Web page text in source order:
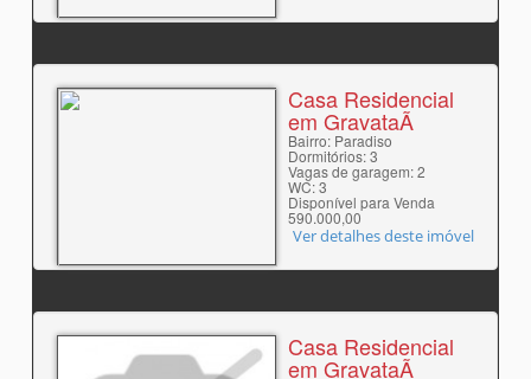
Casa Residencial
em GravataÃ­
Bairro: Paradiso
Dormitórios: 3
Vagas de garagem: 2
WC: 3
Disponível para Venda
590.000,00
Ver detalhes deste imóvel
Casa Residencial
em GravataÃ­